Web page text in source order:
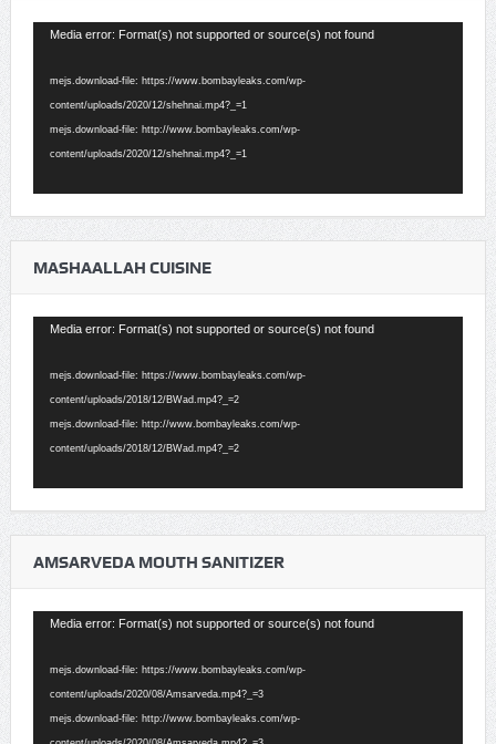
Video
Media error: Format(s) not supported or source(s) not found
mejs.download-file: https://www.bombayleaks.com/wp-
content/uploads/2020/12/shehnai.mp4?_=1
mejs.download-file: http://www.bombayleaks.com/wp-
content/uploads/2020/12/shehnai.mp4?_=1
MASHAALLAH CUISINE
Video
Media error: Format(s) not supported or source(s) not found
mejs.download-file: https://www.bombayleaks.com/wp-
content/uploads/2018/12/BWad.mp4?_=2
mejs.download-file: http://www.bombayleaks.com/wp-
content/uploads/2018/12/BWad.mp4?_=2
AMSARVEDA MOUTH SANITIZER
Video
Media error: Format(s) not supported or source(s) not found
mejs.download-file: https://www.bombayleaks.com/wp-
content/uploads/2020/08/Amsarveda.mp4?_=3
mejs.download-file: http://www.bombayleaks.com/wp-